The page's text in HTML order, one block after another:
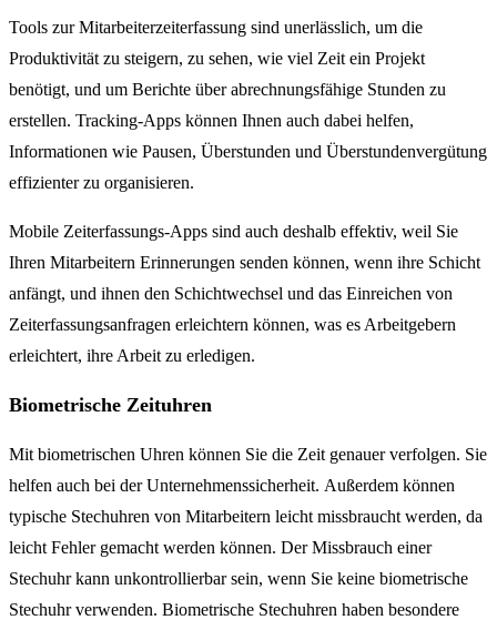
Tools zur Mitarbeiterzeiterfassung sind unerlässlich, um die
Produktivität zu steigern, zu sehen, wie viel Zeit ein Projekt
benötigt, und um Berichte über abrechnungsfähige Stunden zu
erstellen. Tracking-Apps können Ihnen auch dabei helfen,
Informationen wie Pausen, Überstunden und Überstundenvergütung
effizienter zu organisieren.
Mobile Zeiterfassungs-Apps sind auch deshalb effektiv, weil Sie
Ihren Mitarbeitern Erinnerungen senden können, wenn ihre Schicht
anfängt, und ihnen den Schichtwechsel und das Einreichen von
Zeiterfassungsanfragen erleichtern können, was es Arbeitgebern
erleichtert, ihre Arbeit zu erledigen.
Biometrische Zeituhren
Mit biometrischen Uhren können Sie die Zeit genauer verfolgen. Sie
helfen auch bei der Unternehmenssicherheit. Außerdem können
typische Stechuhren von Mitarbeitern leicht missbraucht werden, da
leicht Fehler gemacht werden können. Der Missbrauch einer
Stechuhr kann unkontrollierbar sein, wenn Sie keine biometrische
Stechuhr verwenden. Biometrische Stechuhren haben besondere